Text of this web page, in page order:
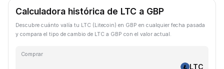
Calculadora histórica de LTC a GBP
Descubre cuánto valía tu LTC (Litecoin) en GBP en cualquier fecha pasada
y compara el tipo de cambio de LTC a GBP con el valor actual.
Comprar
LTC